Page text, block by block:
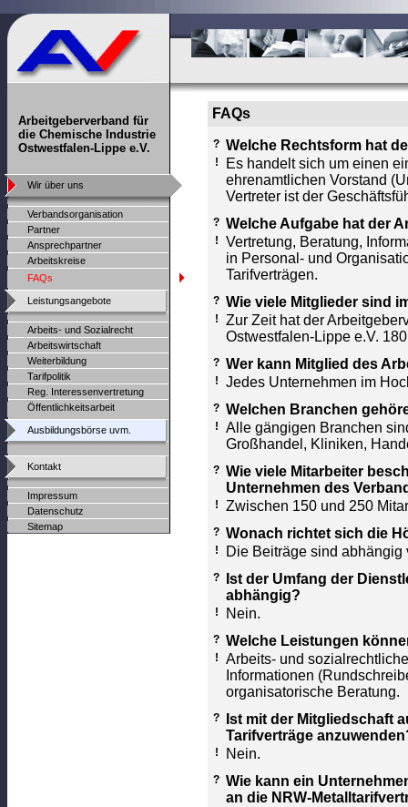
FAQs
? Welche Rechtsform hat
!
Es handelt sich um einen
ehrenamtlichen Vorstand
Vertreter ist der
? Welche Aufgabe hat der
!
Vertretung, Beratung,
in Personal- und
Tarifverträgen.
? Wie viele Mitglieder sind
!
Zur Zeit hat der
Ostwestfalen-Lippe e.V.
? Wer kann Mitglied des
! Jedes Unternehmen im
? Welchen Branchen
!
Alle gängigen Branchen
Großhandel, Kliniken,
? Wie viele Mitarbeiter
Unternehmen des
! Zwischen 150 und 250
? Wonach richtet sich die
! Die Beiträge sind
?
Ist der Umfang der
abhängig?
! Nein.
? Welche Leistungen
!
Arbeits- und
Informationen
organisatorische Beratung.
?
Ist mit der Mitgliedschaft
Tarifverträge
! Nein.
? Wie kann ein
an die NRW-
Arbeitgeberverband für
die Chemische Industrie
Ostwestfalen-Lippe e.V.
Wir über uns
Verbandsorganisation
Partner
Ansprechpartner
Arbeitskreise
FAQs
Leistungsangebote
Arbeits- und Sozialrecht
Arbeitswirtschaft
Weiterbildung
Tarifpolitik
Reg. Interessenvertretung
Öffentlichkeitsarbeit
Ausbildungsbörse uvm.
Kontakt
Impressum
Datenschutz
Sitemap